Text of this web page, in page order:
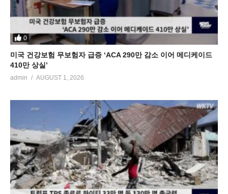
0
미국 건강보험 무보험자 급증 ‘ACA 290만 감소 이어 메디케이드
410만 상실’
admin AUGUST 1, 2026